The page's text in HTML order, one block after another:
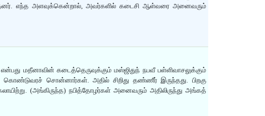
எந்த அளவுக்கென்றால், அவர்களில் கடைசி ஆள்வரை அனைவரும்
மதீனாவின் கடைத்தெருவுக்கும் மஸ்ஜிதுந் நபவீ பள்ளிவாசலுக்கும்
சொன்னார்கள். அதில் சிறிது தண்ணீர் இருந்தது. பிறகு
(அங்கிருந்த) நபித்தோழர்கள் அனைவரும் அதிலிருந்து அங்கத்